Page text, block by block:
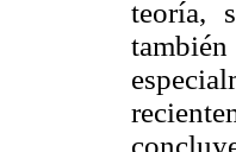
teoría,